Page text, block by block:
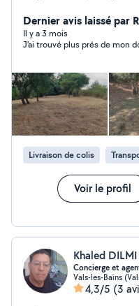
espaces verts
débroussailleuse Stihl),
plomberie (transmises
peinture aussi n'hésitez
renseignements
Dernier avis laissé par
Il y a 3 mois
J'ai trouvé plus prés de mon
Livraison de colis
Voir le profil
Khaled DILMI
Concierge et
Vals-les-Bains
4,3/5 (3